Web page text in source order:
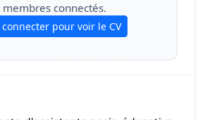
membres connectés.
connecter pour voir le CV